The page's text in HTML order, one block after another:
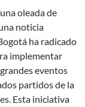
oleada de
noticia
ha radicado
implementar
eventos
partidos de la
Esta iniciativa